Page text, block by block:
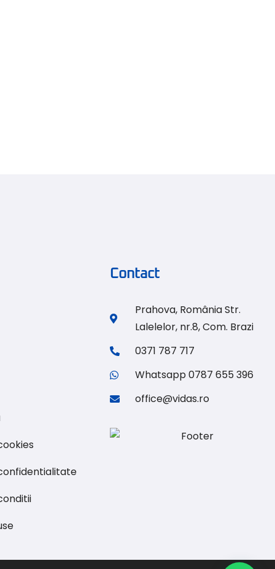
Contact
Prahova, România Str.
Lalelelor, nr.8, Com. Brazi
0371 787 717
Whatsapp 0787 655 396
office@vidas.ro